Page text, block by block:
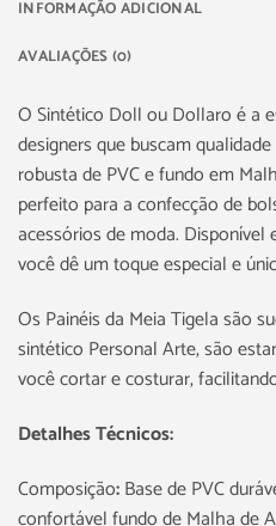
INFORMAÇÃO ADICIONAL
AVALIAÇÕES (0)
O Sintético Doll ou Dollaro é a
designers que buscam
robusta de PVC e fundo em
perfeito para a confecção de
acessórios de moda. Disponível
você dê um toque especial e
Os Painéis da Meia Tigela são
sintético Personal Arte, são
você cortar e costurar,
Detalhes Técnicos:
Composição:Base de PVC
confortável fundo de Malha de